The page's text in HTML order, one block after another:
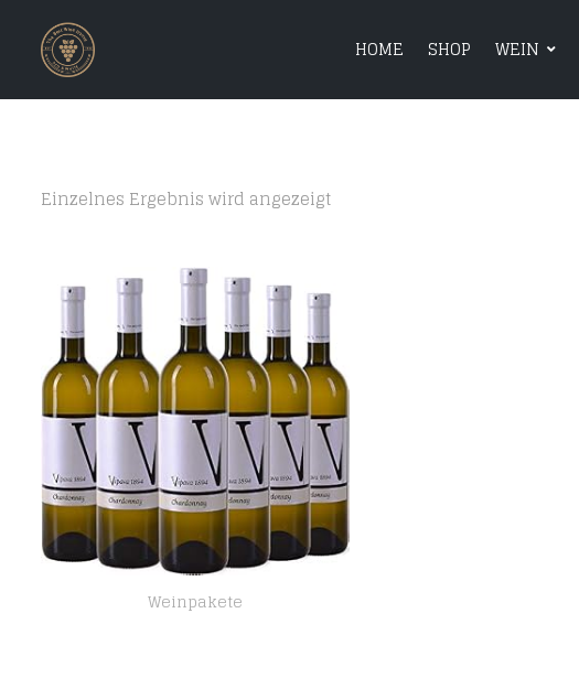
HOME SHOP WEIN
Einzelnes Ergebnis wird angezeigt
Weinpakete